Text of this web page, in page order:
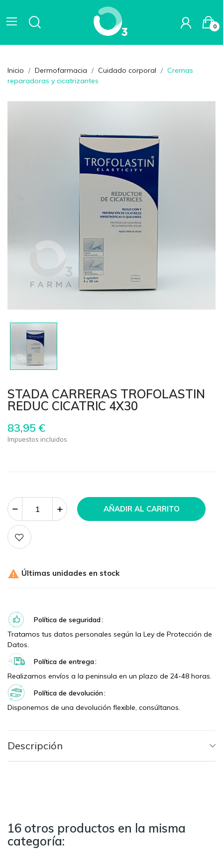
0
Inicio Dermofarmacia Cuidado corporal
Cremas
reparadoras y cicatrizantes
STADA CARRERAS TROFOLASTIN
REDUC CICATRIC 4X30
83,95 €
Impuestos incluidos
AÑADIR AL CARRITO
 Últimas unidades en stock
Política de seguridad
Tratamos tus datos personales según la Ley de Protección de
Datos.
Política de entrega
Realizamos envíos a la peninsula en un plazo de 24-48 horas.
Política de devolución
Disponemos de una devolución flexible, consúltanos.
Descripción
16 otros productos en la misma
categoría: